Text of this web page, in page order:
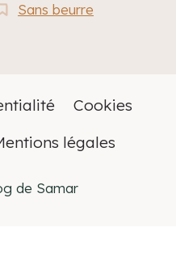
Sans beurre
Cookies
légales
de Samar